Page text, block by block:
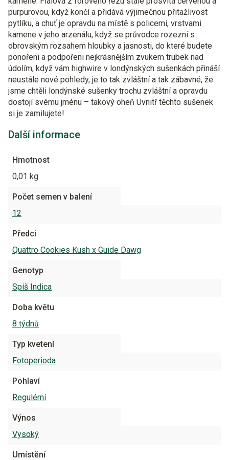
purpurovou, když končí a přidává výjimečnou přitažlivost
pytlíku, a chuť je opravdu na místě s policemi, vrstvami
kamene v jeho arzenálu, když se průvodce rozezní s
obrovským rozsahem hloubky a jasnosti, do které budete
ponořeni a podpořeni nejkrásnějším zvukem trubek nad
údolím, když vám highwire v londýnských sušenkách přináší
neustále nové pohledy, je to tak zvláštní a tak zábavné, že
jsme chtěli londýnské sušenky trochu zvláštní a opravdu
dostojí svému jménu – takový oheň Uvnitř těchto sušenek
si je zamilujete!
Další informace
Hmotnost
0,01 kg
Počet semen v balení
12
Předci
Quattro Cookies Kush x Guide Dawg
Genotyp
Spíš Indica
Doba květu
8 týdnů
Typ kvetení
Fotoperioda
Pohlaví
Regulérní
Výnos
Vysoký
Umístění